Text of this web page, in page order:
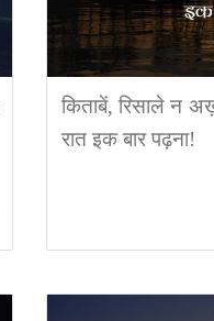
किताबें, रिसाले न
रात इक बार पढ़ना!